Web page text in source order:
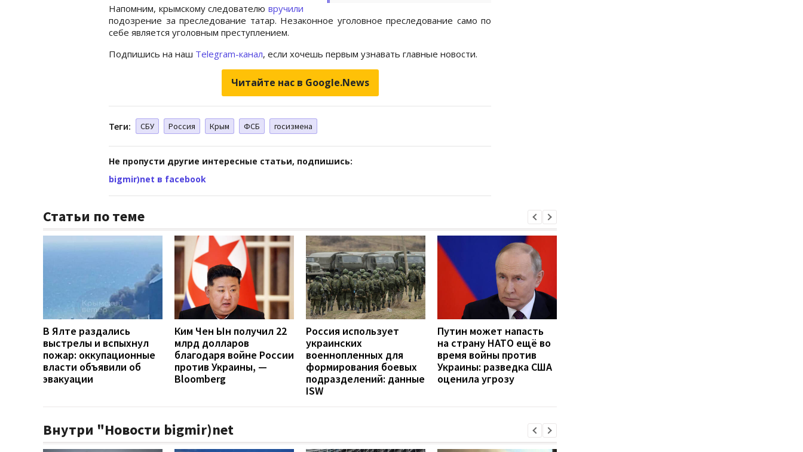
Напомним, крымскому следователю вручили
подозрение за преследование татар. Незаконное уголовное преследование само по
себе является уголовным преступлением.
Подпишись на наш Telegram-канал, если хочешь первым узнавать главные новости.
Читайте нас в Google.News
Теги: СБУ Россия Крым ФСБ госизмена
Не пропусти другие интересные статьи, подпишись:
bigmir)net в facebook
Статьи по теме
В Ялте раздались
выстрелы и вспыхнул
пожар: оккупационные
власти объявили об
эвакуации
Ким Чен Ын получил 22
млрд долларов
благодаря войне России
против Украины, —
Bloomberg
Россия использует
украинских
военнопленных для
формирования боевых
подразделений: данные
ISW
Путин может напасть
на страну НАТО ещё во
время войны против
Украины: разведка США
оценила угрозу
Внутри "Новости bigmir)net